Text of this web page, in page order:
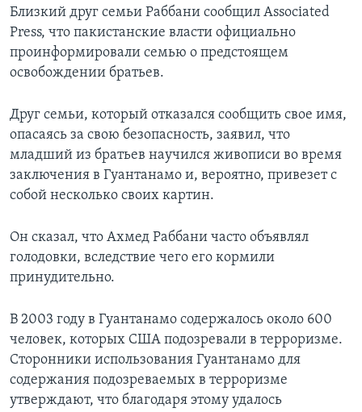
Близкий друг семьи Раббани сообщил Associated
Press, что пакистанские власти официально
проинформировали семью о предстоящем
освобождении братьев.
Друг семьи, который отказался сообщить свое имя,
опасаясь за свою безопасность, заявил, что
младший из братьев научился живописи во время
заключения в Гуантанамо и, вероятно, привезет с
собой несколько своих картин.
Он сказал, что Ахмед Раббани часто объявлял
голодовки, вследствие чего его кормили
принудительно.
В 2003 году в Гуантанамо содержалось около 600
человек, которых США подозревали в терроризме.
Сторонники использования Гуантанамо для
содержания подозреваемых в терроризме
утверждают, что благодаря этому удалось